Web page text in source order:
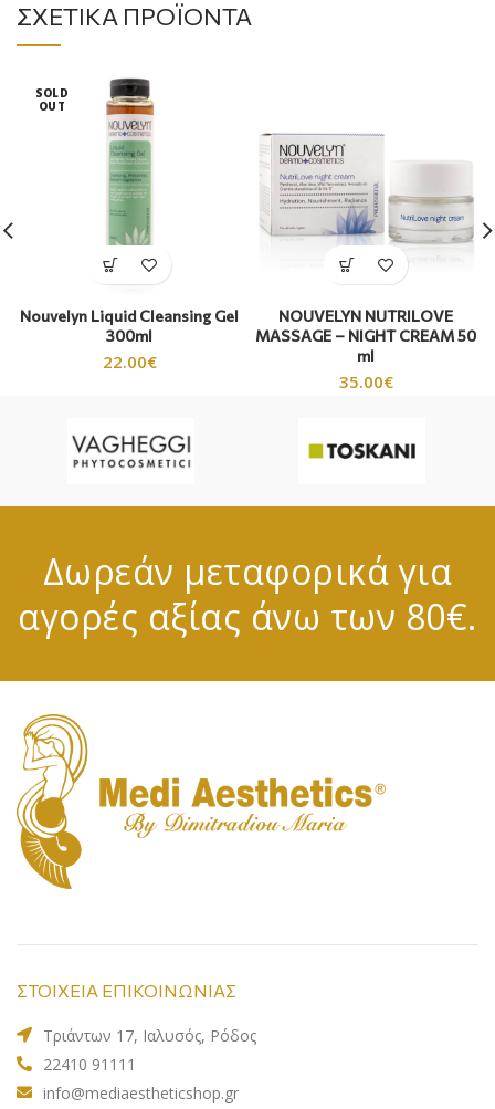
ΣΧΕΤΙΚΆ ΠΡΟΪΌΝΤΑ
SOLD
OUT
Nouvelyn Liquid Cleansing Gel
300ml
22.00€
NOUVELYN NUTRILOVE
MASSAGE – NIGHT CREAM 50
ml
35.00€
Δωρεάν μεταφορικά για
αγορές αξίας άνω των 80€.
ΣΤΟΙΧΕΙΑ ΕΠΙΚΟΙΝΩΝΙΑΣ
Τριάντων 17, Ιαλυσός, Ρόδος
22410 91111
info@mediaestheticshop.gr